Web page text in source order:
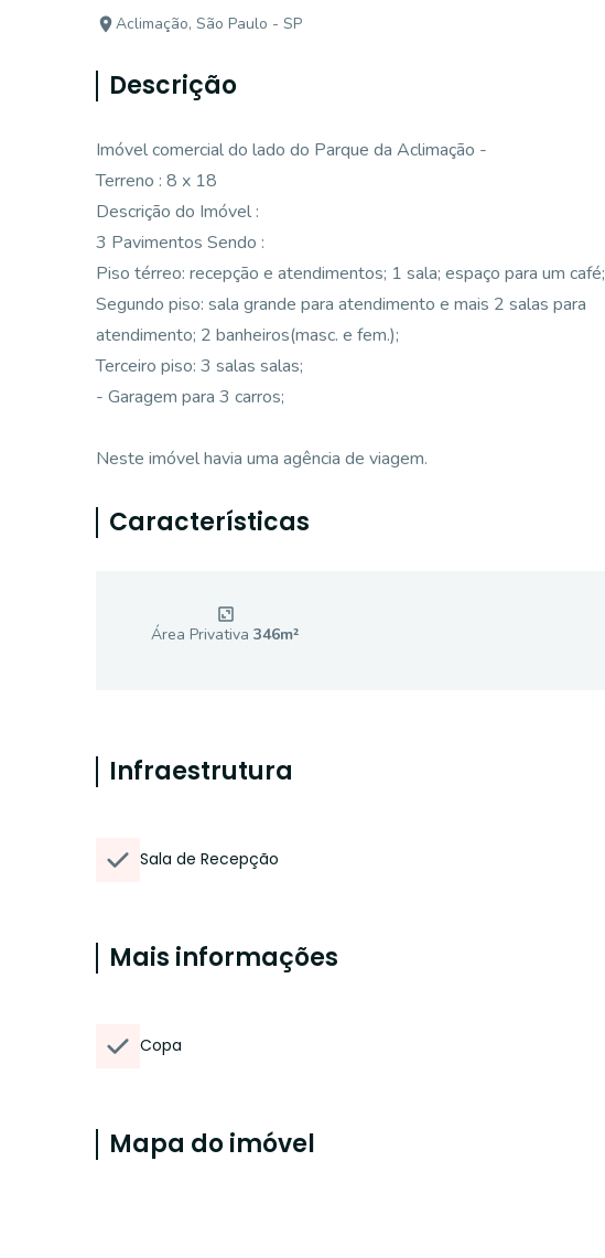
Aclimação, São Paulo - SP
Descrição
Imóvel comercial do lado do Parque da Aclimação -
Terreno : 8 x 18
Descrição do Imóvel :
3 Pavimentos Sendo :
Piso térreo: recepção e atendimentos; 1 sala; espaço para um café;
Segundo piso: sala grande para atendimento e mais 2 salas para
atendimento; 2 banheiros(masc. e fem.);
Terceiro piso: 3 salas salas;
- Garagem para 3 carros;
Neste imóvel havia uma agência de viagem.
Características
Área Privativa 346m²
Infraestrutura
Sala de Recepção
Mais informações
Copa
Mapa do imóvel